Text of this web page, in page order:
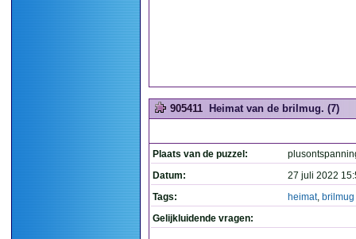
905411 Heimat van de brilmug. (7)
Plaats van de puzzel:
Datum:
27 juli 2022
Tags:
heimat, brilmug
Gelijkluidende vragen: